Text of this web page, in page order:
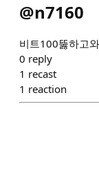
@n7160
비트100뚫하고
0 reply
1 recast
1 reaction